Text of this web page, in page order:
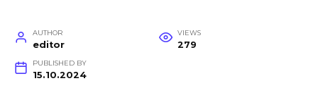
AUTHOR
editor
VIEWS
279
PUBLISHED BY
15.10.2024